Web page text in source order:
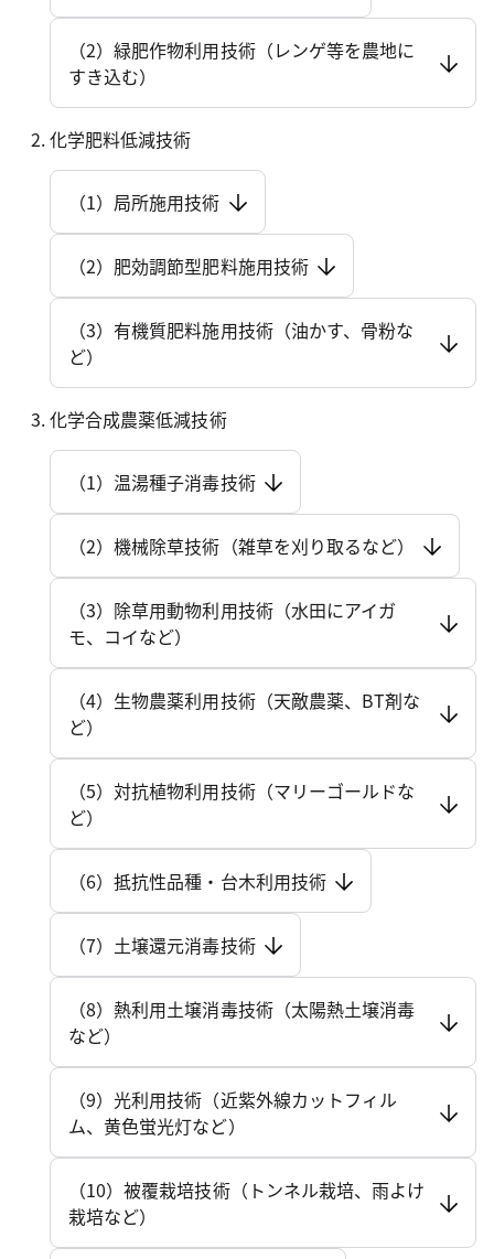
（2）緑肥作物利用技術（レンゲ等を農地に
すき込む）
化学肥料低減技術
（1）局所施用技術
（2）肥効調節型肥料施用技術
（3）有機質肥料施用技術（油かす、骨粉な
ど）
化学合成農薬低減技術
（1）温湯種子消毒技術
（2）機械除草技術（雑草を刈り取るなど）
（3）除草用動物利用技術（水田にアイガ
モ、コイなど）
（4）生物農薬利用技術（天敵農薬、BT剤な
ど）
（5）対抗植物利用技術（マリーゴールドな
ど）
（6）抵抗性品種・台木利用技術
（7）土壌還元消毒技術
（8）熱利用土壌消毒技術（太陽熱土壌消毒
など）
（9）光利用技術（近紫外線カットフィル
ム、黄色蛍光灯など）
（10）被覆栽培技術（トンネル栽培、雨よけ
栽培など）